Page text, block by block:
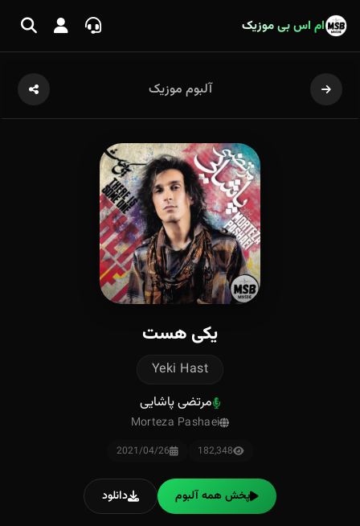
ام اس بی موزیک
آلبوم موزیک
یکی هست
Yeki Hast
مرتضی پاشایی
Morteza Pashaei
182,348
2021/04/26
پخش همه آلبوم دانلود